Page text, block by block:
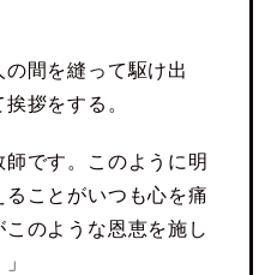
間を縫って駆け出
拶をする。
師です。このように明
ことがいつも心を痛
のような恩恵を施し